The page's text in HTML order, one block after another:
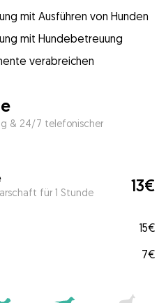
mit Ausführen von Hunden
mit Hundebetreuung
verabreichen
& 24/7 telefonischer
für 1 Stunde 13€
15€
7€